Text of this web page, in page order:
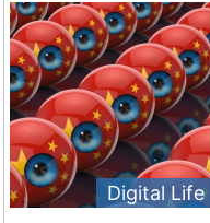
Digital Life